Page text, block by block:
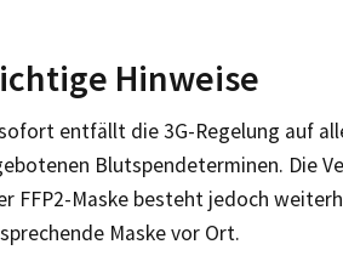
Hinweise
entfällt die 3G-Regelung auf
Blutspendeterminen. Die
FFP2-Maske besteht jedoch
Maske vor Ort.